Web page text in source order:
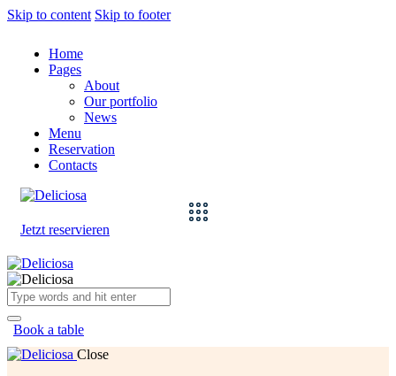
Skip to content Skip to footer
Home
Pages
About
Our portfolio
News
Menu
Reservation
Contacts
Jetzt reservieren
Book a table
Close